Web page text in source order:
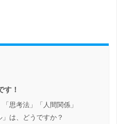
す！
思考法」「人間関係」
」は、どうですか？